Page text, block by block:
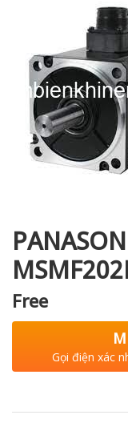
Free
Gọi điện xác